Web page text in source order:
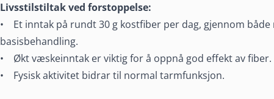
Livsstilstiltak ved forstoppelse:
• Et inntak på rundt 30 g kostfiber per dag, gjennom
basisbehandling.
• Økt væskeinntak er viktig for å oppnå god effekt av fiber.
• Fysisk aktivitet bidrar til normal tarmfunksjon.